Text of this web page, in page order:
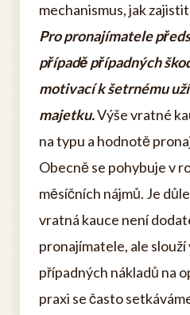
mechanismus, jak
Pro pronajímatele
případě případných
motivací k šetrnému
majetku.Výše vratné
na typu a hodnotě
Obecně se pohybuje v
měsíčních nájmů. Je
vratná kauce není
pronajímatele, ale
případných nákladů na
praxi se často